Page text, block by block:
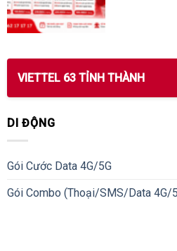
VIETTEL 63 TỈNH THÀNH
DI ĐỘNG
Gói Cước Data 4G/5G
Gói Combo (Thoại/SMS/Data 4G/